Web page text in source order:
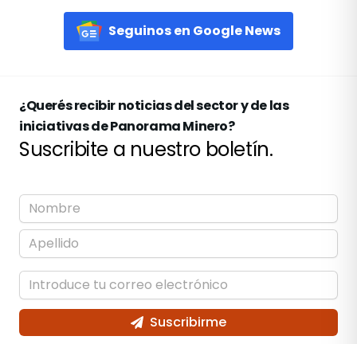
Seguinos en Google News
¿Querés recibir noticias del sector y de las
iniciativas de Panorama Minero?
Suscribite a nuestro boletín.
Suscribirme